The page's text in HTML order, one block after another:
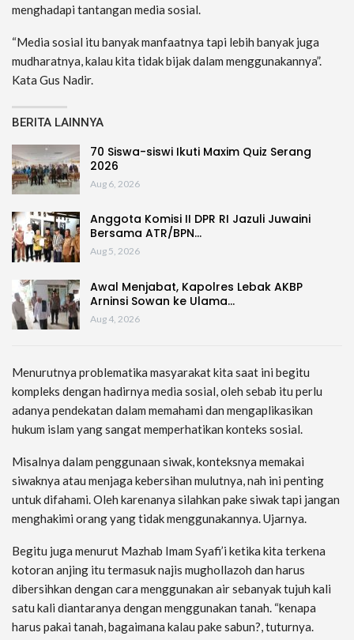
menghadapi tantangan media sosial.
“Media sosial itu banyak manfaatnya tapi lebih banyak juga
mudharatnya, kalau kita tidak bijak dalam menggunakannya”.
Kata Gus Nadir.
BERITA LAINNYA
70 Siswa-siswi Ikuti Maxim Quiz Serang
2026
Aug 6, 2026
Anggota Komisi II DPR RI Jazuli Juwaini
Bersama ATR/BPN…
Aug 5, 2026
Awal Menjabat, Kapolres Lebak AKBP
Arninsi Sowan ke Ulama…
Aug 4, 2026
Menurutnya problematika masyarakat kita saat ini begitu
kompleks dengan hadirnya media sosial, oleh sebab itu perlu
adanya pendekatan dalam memahami dan mengaplikasikan
hukum islam yang sangat memperhatikan konteks sosial.
Misalnya dalam penggunaan siwak, konteksnya memakai
siwaknya atau menjaga kebersihan mulutnya, nah ini penting
untuk difahami. Oleh karenanya silahkan pake siwak tapi jangan
menghakimi orang yang tidak menggunakannya. Ujarnya.
Begitu juga menurut Mazhab Imam Syafi’i ketika kita terkena
kotoran anjing itu termasuk najis mughollazoh dan harus
dibersihkan dengan cara menggunakan air sebanyak tujuh kali
satu kali diantaranya dengan menggunakan tanah. “kenapa
harus pakai tanah, bagaimana kalau pake sabun?, tuturnya.